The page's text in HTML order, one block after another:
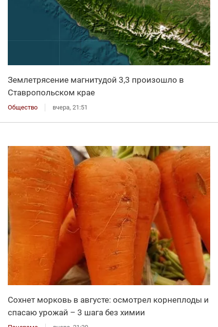
Землетрясение магнитудой 3,3 произошло в
Ставропольском крае
Общество вчера, 21:51
Сохнет морковь в августе: осмотрел корнеплоды и
спасаю урожай – 3 шага без химии